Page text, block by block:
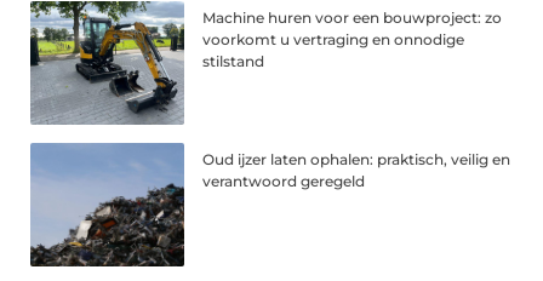
Machine huren voor een bouwproject: zo
voorkomt u vertraging en onnodige
stilstand
Oud ijzer laten ophalen: praktisch, veilig en
verantwoord geregeld